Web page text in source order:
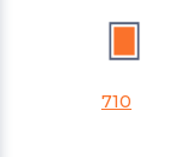
710